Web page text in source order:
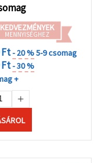
KEDVEZMÉNYEK
MENNYISÉGHEZ
Ft- 20 %5-9 csomag
Ft- 30 %
+